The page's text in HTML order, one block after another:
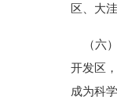
区、大
（六）
开发区
成为科